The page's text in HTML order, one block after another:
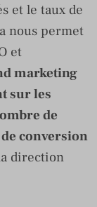
et le taux de
nous permet
et
marketing
sur les
de
conversion
direction